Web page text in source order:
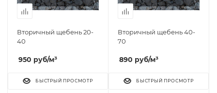
Вторичный щебень 20-
40
950 руб/м³
БЫСТРЫЙ ПРОСМОТР
Вторичный щебень 40-
70
890 руб/м³
БЫСТРЫЙ ПРОСМОТР